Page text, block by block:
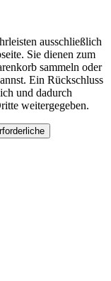
ausschließlich
Sie dienen zum
sammeln oder
Ein Rückschluss
und dadurch
weitergegeben.